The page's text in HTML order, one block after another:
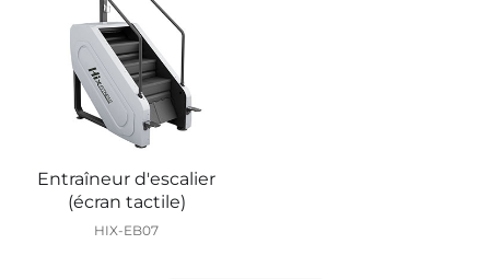
Entraîneur d'escalier
(écran tactile)
HIX-EB07